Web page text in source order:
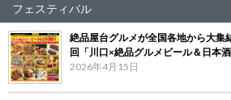
フェスティバル
絶品屋台グルメが全国各地から大
回「川口×絶品グルメビール＆日本
2026年4月15日